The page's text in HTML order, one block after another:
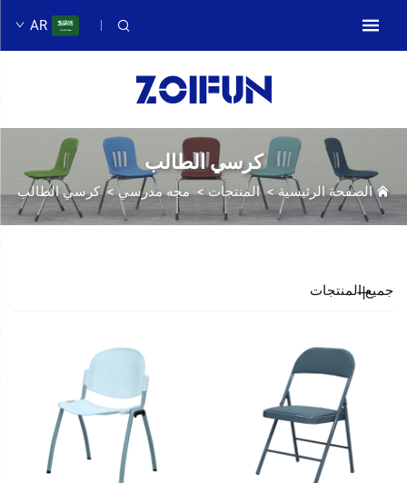
AR
كرسي الطالب
الصفحة الرئيسية>المنتجات>مجه مدرسي>كرسي الطالب
جميع المنتجات